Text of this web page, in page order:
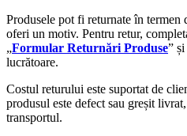
Produsele pot fi returnate în termen
oferi un motiv. Pentru retur,
„Formular Returnări Produse”
lucrătoare.
Costul returului este suportat de
produsul este defect sau greșit
transportul.